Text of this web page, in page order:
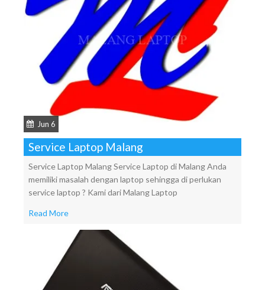
Jun 6
Service Laptop Malang
Service Laptop Malang Service Laptop di Malang Anda
memiliki masalah dengan laptop sehingga di perlukan
service laptop ? Kami dari Malang Laptop
Read More